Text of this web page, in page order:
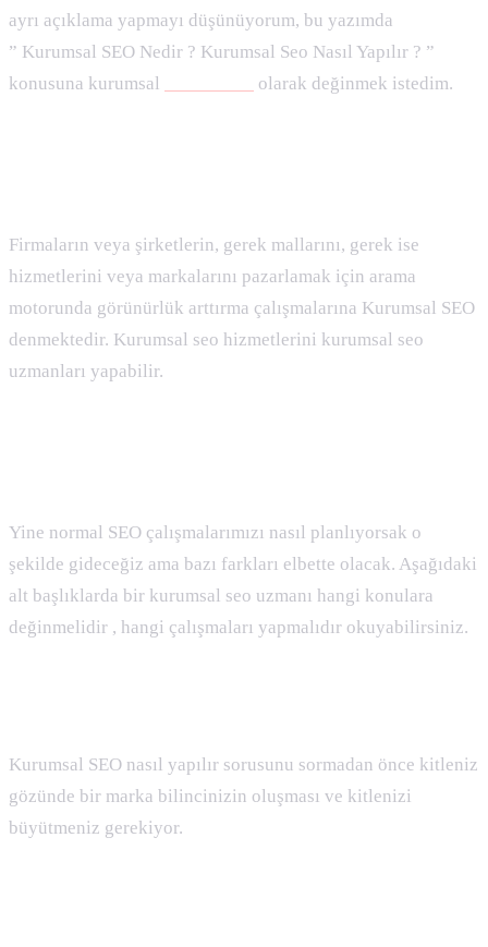
ayrı açıklama yapmayı düşünüyorum, bu yazımda
” Kurumsal SEO Nedir ? Kurumsal Seo Nasıl Yapılır ? ”
konusuna kurumsal
olarak değinmek istedim.
Firmaların veya şirketlerin, gerek mallarını, gerek ise
hizmetlerini veya markalarını pazarlamak için arama
motorunda görünürlük arttırma çalışmalarına Kurumsal SEO
denmektedir. Kurumsal seo hizmetlerini kurumsal seo
uzmanları yapabilir.
Yine normal SEO çalışmalarımızı nasıl planlıyorsak o
şekilde gideceğiz ama bazı farkları elbette olacak. Aşağıdaki
alt başlıklarda bir kurumsal seo uzmanı hangi konulara
değinmelidir , hangi çalışmaları yapmalıdır okuyabilirsiniz.
Kurumsal SEO nasıl yapılır sorusunu sormadan önce kitleniz
gözünde bir marka bilincinizin oluşması ve kitlenizi
büyütmeniz gerekiyor.